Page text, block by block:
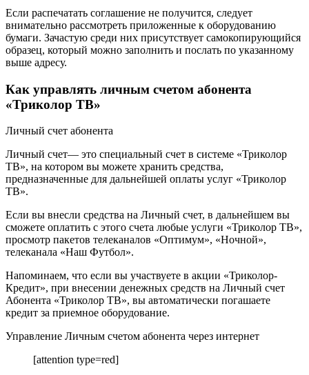
Если распечатать соглашение не получится, следует
внимательно рассмотреть приложенные к оборудованию
бумаги. Зачастую среди них присутствует самокопирующийся
образец, который можно заполнить и послать по указанному
выше адресу.
Как управлять личным счетом абонента
«Триколор ТВ»
Личный счет абонента
Личный счет— это специальный счет в системе «Триколор
ТВ», на котором вы можете хранить средства,
предназначенные для дальнейшей оплаты услуг «Триколор
ТВ».
Если вы внесли средства на Личный счет, в дальнейшем вы
сможете оплатить с этого счета любые услуги «Триколор ТВ»,
просмотр пакетов телеканалов «Оптимум», «Ночной»,
телеканала «Наш Футбол».
Напоминаем, что если вы участвуете в акции «Триколор-
Кредит», при внесении денежных средств на Личный счет
Абонента «Триколор ТВ», вы автоматически погашаете
кредит за приемное оборудование.
Управление Личным счетом абонента через интернет
[attention type=red]